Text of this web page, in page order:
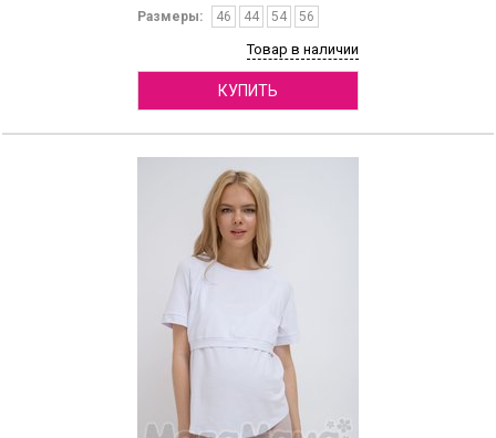
Размеры:
46 44 54 56
Товар в наличии
КУПИТЬ